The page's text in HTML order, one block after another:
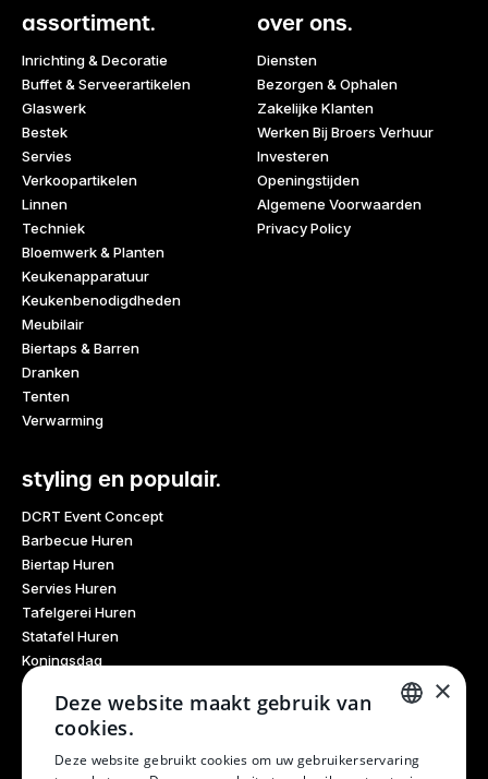
assortiment.
Inrichting & Decoratie
Buffet & Serveerartikelen
Glaswerk
Bestek
Servies
Verkoopartikelen
Linnen
Techniek
Bloemwerk & Planten
Keukenapparatuur
Keukenbenodigdheden
Meubilair
Biertaps & Barren
Dranken
Tenten
Verwarming
over ons.
Diensten
Bezorgen & Ophalen
Zakelijke Klanten
Werken Bij Broers Verhuur
Investeren
Openingstijden
Algemene Voorwaarden
Privacy Policy
styling en populair.
DCRT Event Concept
Barbecue Huren
Biertap Huren
Servies Huren
Tafelgerei Huren
Statafel Huren
Koningsdag
Glaswerk Huren
Feestdagen
Haarlem Culinair
Evenementen Verhuur
×
Deze website maakt gebruik van
cookies.
Deze website gebruikt cookies om uw gebruikerservaring